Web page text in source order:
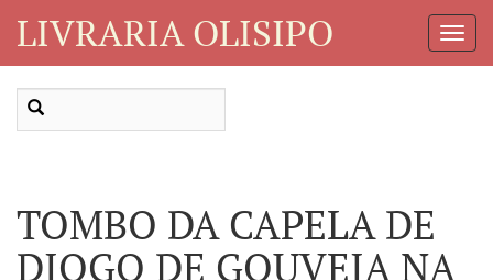
LIVRARIA OLISIPO
TOMBO DA CAPELA DE
DIOGO DE GOUVEIA NA